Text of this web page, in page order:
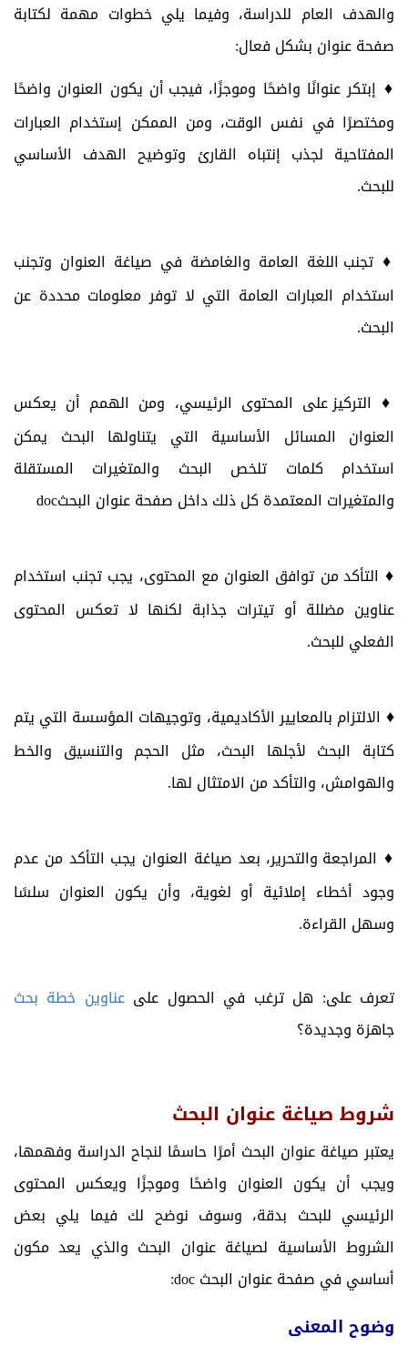
والهدف العام للدراسة، وفيما يلي خطوات مهمة لكتابة
صفحة عنوان بشكل فعال:
♦ إبتكر عنوانًا واضحًا وموجزًا، فيجب أن يكون العنوان واضحًا
ومختصرًا في نفس الوقت، ومن الممكن إستخدام العبارات
المفتاحية لجذب إنتباه القارئ وتوضيح الهدف الأساسي
للبحث.
♦ تجنب اللغة العامة والغامضة في صياغة العنوان وتجنب
استخدام العبارات العامة التي لا توفر معلومات محددة عن
البحث.
♦ التركيز على المحتوى الرئيسي، ومن الهمم أن يعكس
العنوان المسائل الأساسية التي يتناولها البحث يمكن
استخدام كلمات تلخص البحث والمتغيرات المستقلة
والمتغيرات المعتمدة كل ذلك داخل صفحة عنوان البحثdoc
♦ التأكد من توافق العنوان مع المحتوى، يجب تجنب استخدام
عناوين مضللة أو تيترات جذابة لكنها لا تعكس المحتوى
الفعلي للبحث.
♦ الالتزام بالمعايير الأكاديمية، وتوجيهات المؤسسة التي يتم
كتابة البحث لأجلها البحث، مثل الحجم والتنسيق والخط
والهوامش، والتأكد من الامتثال لها.
♦ المراجعة والتحرير، بعد صياغة العنوان يجب التأكد من عدم
وجود أخطاء إملائية أو لغوية، وأن يكون العنوان سلسًا
وسهل القراءة.
تعرف على: هل ترغب في الحصول على عناوين خطة بحث
جاهزة وجديدة؟
شروط صياغة عنوان البحث
يعتبر صياغة عنوان البحث أمرًا حاسمًا لنجاح الدراسة وفهمها،
ويجب أن يكون العنوان واضحًا وموجزًا ويعكس المحتوى
الرئيسي للبحث بدقة، وسوف نوضح لك فيما يلي بعض
الشروط الأساسية لصياغة عنوان البحث والذي يعد مكون
أساسي في صفحة عنوان البحثdoc
:
وضوح المعنى